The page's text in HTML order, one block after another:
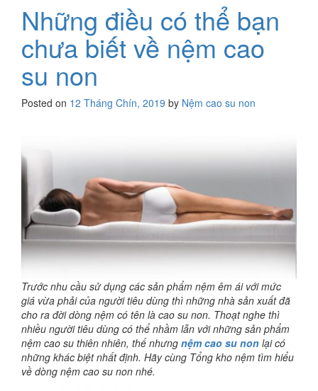
Những điều có thể bạn
chưa biết về nệm cao
su non
Posted on 12 Tháng Chín, 2019 by Nệm cao su non
Trước nhu cầu sử dụng các sản phẩm nệm êm ái với mức
giá vừa phải của người tiêu dùng thì những nhà sản xuất đã
cho ra đời dòng nệm có tên là cao su non. Thoạt nghe thì
nhiều người tiêu dùng có thể nhầm lẫn với những sản phẩm
nệm cao su thiên nhiên, thế nhưng nệm cao su non lại có
những khác biệt nhất định. Hãy cùng Tổng kho nệm tìm hiểu
về dòng nệm cao su non nhé.